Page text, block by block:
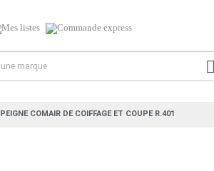
PEIGNE COMAIR DE COIFFAGE ET COUPE R.401